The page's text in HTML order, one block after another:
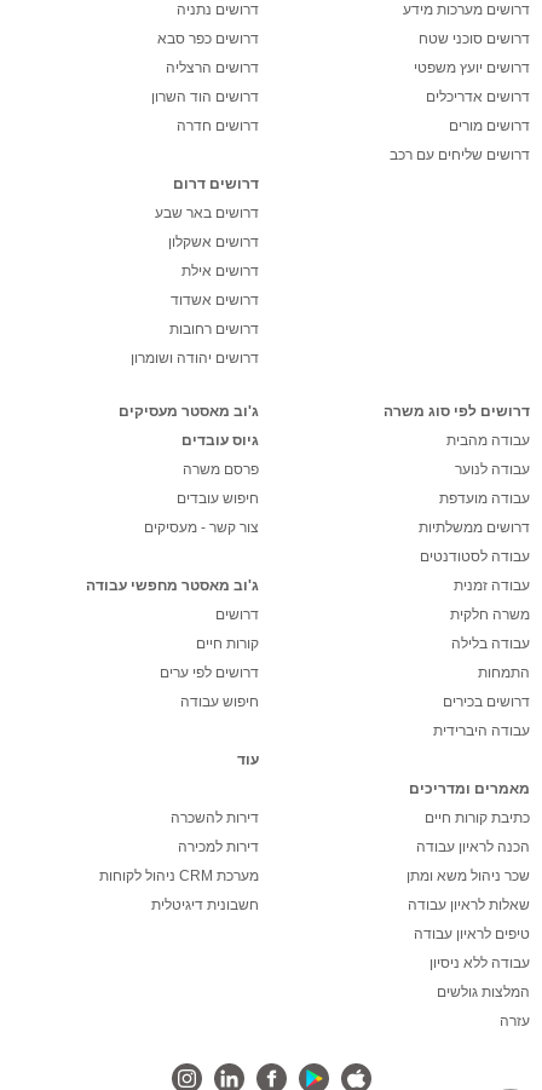
דרושים מערכות מידע
דרושים סוכני שטח
דרושים יועץ משפטי
דרושים אדריכלים
דרושים מורים
דרושים שליחים עם רכב
דרושים נתניה
דרושים כפר סבא
דרושים הרצליה
דרושים הוד השרון
דרושים חדרה
דרושים דרום
דרושים באר שבע
דרושים אשקלון
דרושים אילת
דרושים אשדוד
דרושים רחובות
דרושים יהודה ושומרון
דרושים לפי סוג משרה
עבודה מהבית
עבודה לנוער
עבודה מועדפת
דרושים ממשלתיות
עבודה לסטודנטים
עבודה זמנית
משרה חלקית
עבודה בלילה
התמחות
דרושים בכירים
עבודה היברידית
מאמרים ומדריכים
כתיבת קורות חיים
הכנה לראיון עבודה
שכר ניהול משא ומתן
שאלות לראיון עבודה
טיפים לראיון עבודה
עבודה ללא ניסיון
המלצות גולשים
עזרה
ג'וב מאסטר מעסיקים
גיוס עובדים
פרסם משרה
חיפוש עובדים
צור קשר - מעסיקים
ג'וב מאסטר מחפשי עבודה
דרושים
קורות חיים
דרושים לפי ערים
חיפוש עבודה
עוד
דירות להשכרה
דירות למכירה
מערכת CRM ניהול לקוחות
חשבונית דיגיטלית